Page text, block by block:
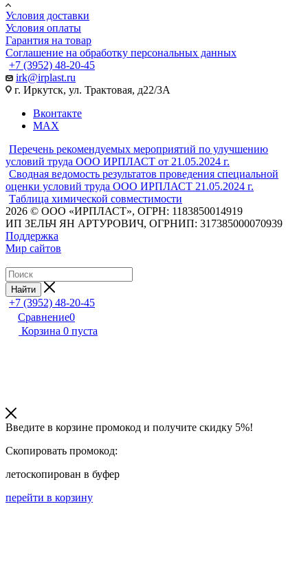
Условия доставки
Условия оплаты
Гарантия на товар
Соглашение на обработку персональных данных
+7 (3952) 48-20-45
irk@irplast.ru
г. Иркутск, ул. Трактовая, д22/3А
Вконтакте
MAX
Перечень рекомендуемых мероприятий по улучшению
условий труда ООО ИРПЛАСТ от 21.05.2024 г.
Сводная ведомость результатов проведения специальной
оценки условий труда ООО ИРПЛАСТ 21.05.2024 г.
Таблица химической совместимости
2026 © ООО «ИРПЛАСТ», ОГРН: 1183850014919
ИП ЗЕЛЬЧ ЯН АРТУРОВИЧ, ОГРНИП: 317385000070939
Поддержка
Мир сайтов
Найти
+7 (3952) 48-20-45
Сравнение0
Корзина 0 пуста
Введите в корзине промокод и получите скидку 5%!
Скопировать промокод:
летоскопирован в буфер
перейти в корзину